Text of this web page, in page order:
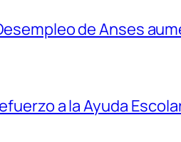
de Anses
a la Ayuda